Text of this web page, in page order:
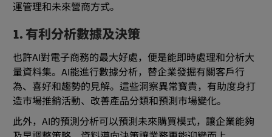
運管理和未來營商方式。
1. 有利分析數據及決策
也許AI對電子商務的最大好處，便是能即時處理和分析大
量資料集。AI能進行數據分析，替企業發掘有關客戶行
為、喜好和趨勢的見解。這些洞察異常寶貴，有助度身打
造市場推銷活動、改善產品分類和預測市場變化。
此外，AI的預測分析可以預測未來購買模式，讓企業能夠